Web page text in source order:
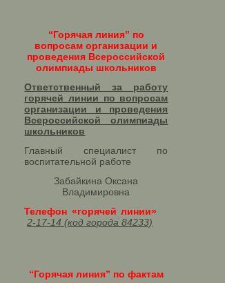
“Горячая линия” по
вопросам организации и
проведения Всероссийской
олимпиады школьников
Ответственный за работу
горячей линии по вопросам
организации и проведения
Всероссийской олимпиады
школьников​
Главный специалист по
воспитательной работе
Забайкина Оксана
Владимировна
Телефон «горячей линии»
2-17-14 (код города 84233)
“Горячая линия” по фактам